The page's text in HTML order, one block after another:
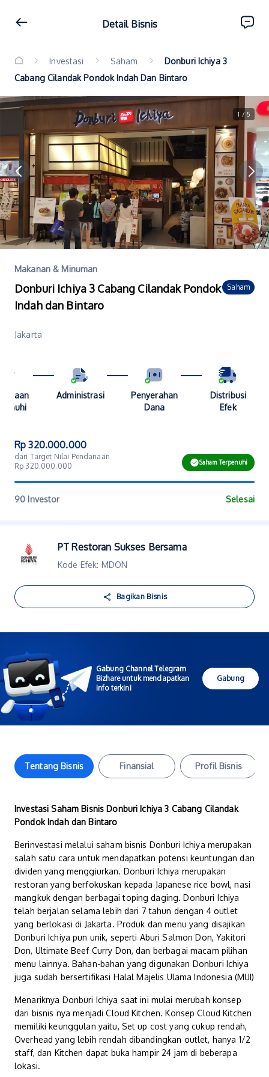
Detail Bisnis
Investasi Saham
Donburi Ichiya 3
Cabang Cilandak Pondok Indah Dan Bintaro
1 / 5
Makanan & Minuman
Donburi Ichiya 3 Cabang Cilandak Pondok
Indah dan Bintaro
Saham
Jakarta
Administrasi
Penyerahan
Dana
Distribusi
Efek
Rp 320.000.000
dari Target Nilai Pendanaan
Rp 320.000.000
Saham Terpenuhi
90 Investor Selesai
PT Restoran Sukses Bersama
Kode Efek: MDON
Bagikan Bisnis
Gabung Channel Telegram
Bizhare untuk mendapatkan
info terkini
Gabung
Tentang Bisnis Finansial Profil Bisnis
Investasi Saham Bisnis Donburi Ichiya 3 Cabang Cilandak
Pondok Indah dan Bintaro
Berinvestasi melalui saham bisnis Donburi Ichiya merupakan
salah satu cara untuk mendapatkan potensi keuntungan dan
dividen yang menggiurkan. Donburi Ichiya merupakan
restoran yang berfokuskan kepada Japanese rice bowl, nasi
mangkuk dengan berbagai toping daging. Donburi Ichiya
telah berjalan selama lebih dari 7 tahun dengan 4 outlet
yang berlokasi di Jakarta. Produk dan menu yang disajikan
Donburi Ichiya pun unik, seperti Aburi Salmon Don, Yakitori
Don, Ultimate Beef Curry Don, dan berbagai macam pilihan
menu lainnya. Bahan-bahan yang digunakan Donburi Ichiya
juga sudah bersertifikasi Halal Majelis Ulama Indonesia (MUI)
Menariknya Donburi Ichiya saat ini mulai merubah konsep
dari bisnis nya menjadi Cloud Kitchen. Konsep Cloud Kitchen
memiliki keunggulan yaitu, Set up cost yang cukup rendah,
Overhead yang lebih rendah dibandingkan outlet, hanya 1/2
staff, dan Kitchen dapat buka hampir 24 jam di beberapa
lokasi.